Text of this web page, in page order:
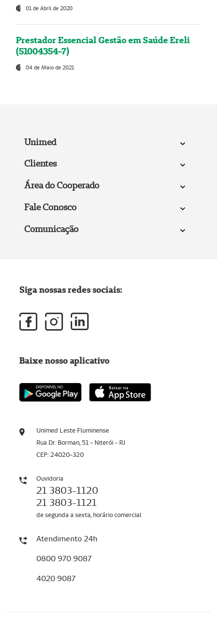
01 de Abril de 2020
Prestador Essencial Gestão em Saúde Ereli
(51004354-7)
04 de Maio de 2021
Unimed
Clientes
Área do Cooperado
Fale Conosco
Comunicação
Unimed Leste Fluminense
Rua Dr. Borman, 51 - Niterói - RJ
CEP: 24020-320
Ouvidoria
21 3803-1120
21 3803-1121
de segunda a sexta, horário comercial
Atendimento 24h
0800 970 9087
4020 9087
Siga nossas redes sociais:
Baixe nosso aplicativo